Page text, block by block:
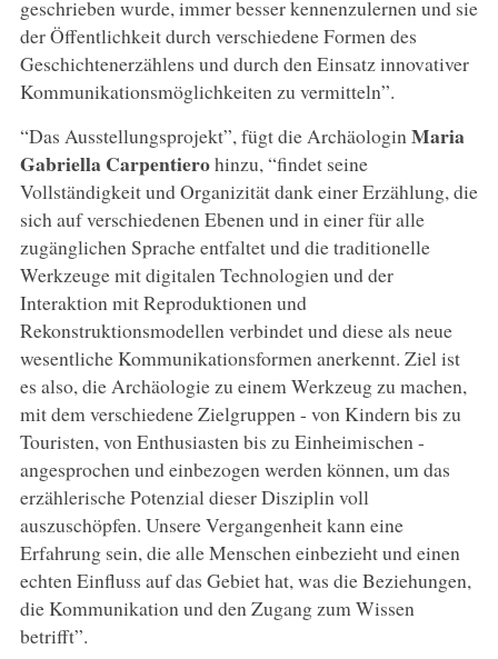
geschrieben wurde, immer besser kennenzulernen und sie
der Öffentlichkeit durch verschiedene Formen des
Geschichtenerzählens und durch den Einsatz innovativer
Kommunikationsmöglichkeiten zu vermitteln”.
“Das Ausstellungsprojekt”, fügt die Archäologin Maria
Gabriella Carpentierohinzu, “findet seine
Vollständigkeit und Organizität dank einer Erzählung, die
sich auf verschiedenen Ebenen und in einer für alle
zugänglichen Sprache entfaltet und die traditionelle
Werkzeuge mit digitalen Technologien und der
Interaktion mit Reproduktionen und
Rekonstruktionsmodellen verbindet und diese als neue
wesentliche Kommunikationsformen anerkennt. Ziel ist
es also, die Archäologie zu einem Werkzeug zu machen,
mit dem verschiedene Zielgruppen - von Kindern bis zu
Touristen, von Enthusiasten bis zu Einheimischen -
angesprochen und einbezogen werden können, um das
erzählerische Potenzial dieser Disziplin voll
auszuschöpfen. Unsere Vergangenheit kann eine
Erfahrung sein, die alle Menschen einbezieht und einen
echten Einfluss auf das Gebiet hat, was die Beziehungen,
die Kommunikation und den Zugang zum Wissen
betrifft”.